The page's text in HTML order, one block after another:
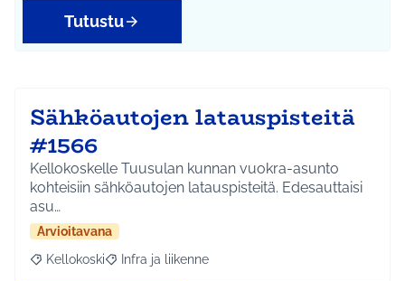
Tutustu
Sähköautojen latauspisteitä
#1566
Kellokoskelle Tuusulan kunnan vuokra-asunto
kohteisiin sähköautojen latauspisteitä. Edesauttaisi
asu…
Arvioitavana
Rajaa tulokset aihepiirin mukaan: Kellokoski
Kellokoski Rajaa tulokset teeman mukaan: Infra ja liikenne
Infra ja liikenne